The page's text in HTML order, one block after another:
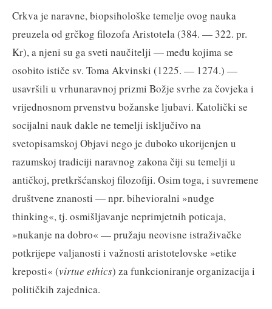
Crkva je naravne, biopsihološke temelje ovog nauka
preuzela od grčkog filozofa Aristotela (384. — 322. pr.
Kr), a njeni su ga sveti naučitelji — među kojima se
osobito ističe sv. Toma Akvinski (1225. — 1274.) —
usavršili u vrhunaravnoj prizmi Božje svrhe za čovjeka i
vrijednosnom prvenstvu božanske ljubavi. Katolički se
socijalni nauk dakle ne temelji isključivo na
svetopisamskoj Objavi nego je duboko ukorijenjen u
razumskoj tradiciji naravnog zakona čiji su temelji u
antičkoj, pretkršćanskoj filozofiji. Osim toga, i suvremene
društvene znanosti — npr. bihevioralni »nudge
thinking«, tj. osmišljavanje neprimjetnih poticaja,
»nukanje na dobro« — pružaju neovisne istraživačke
potkrijepe valjanosti i važnosti aristotelovske »etike
kreposti« (virtue ethics) za funkcioniranje organizacija i
političkih zajednica.